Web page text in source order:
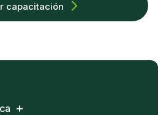
capacitación